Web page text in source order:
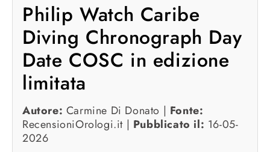
Philip Watch Caribe
Diving Chronograph Day
Date COSC in edizione
limitata
Autore: Carmine Di Donato | Fonte:
RecensioniOrologi.it | Pubblicato il: 16-05-
2026